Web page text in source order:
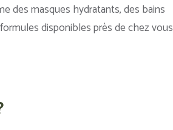
des masques hydratants, des bains
disponibles près de chez vous